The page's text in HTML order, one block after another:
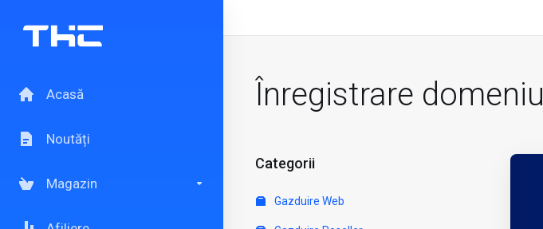
Acasă
Noutăți
Magazin
Înregistrare domeniu
Categorii
Gazduire Web